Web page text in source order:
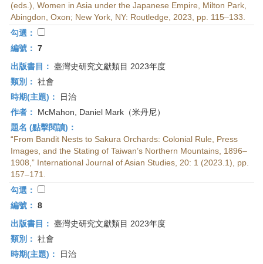
(eds.), Women in Asia under the Japanese Empire, Milton Park,
Abingdon, Oxon; New York, NY: Routledge, 2023, pp. 115–133.
勾選：
編號： 7
出版書目： 臺灣史研究文獻類目 2023年度
類別： 社會
時期(主題)：
日治
作者：
McMahon, Daniel Mark（米丹尼）
題名 (點擊閱讀)：
“From Bandit Nests to Sakura Orchards: Colonial Rule, Press
Images, and the Stating of Taiwan’s Northern Mountains, 1896–
1908,” International Journal of Asian Studies, 20: 1 (2023.1), pp.
157–171.
勾選：
編號： 8
出版書目： 臺灣史研究文獻類目 2023年度
類別： 社會
時期(主題)：
日治